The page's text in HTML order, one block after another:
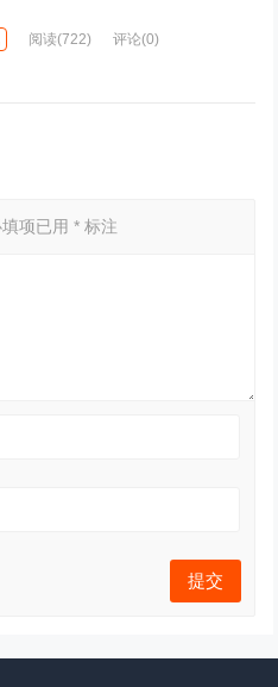
阅读(722) 评论(0)
填项已用* 标注